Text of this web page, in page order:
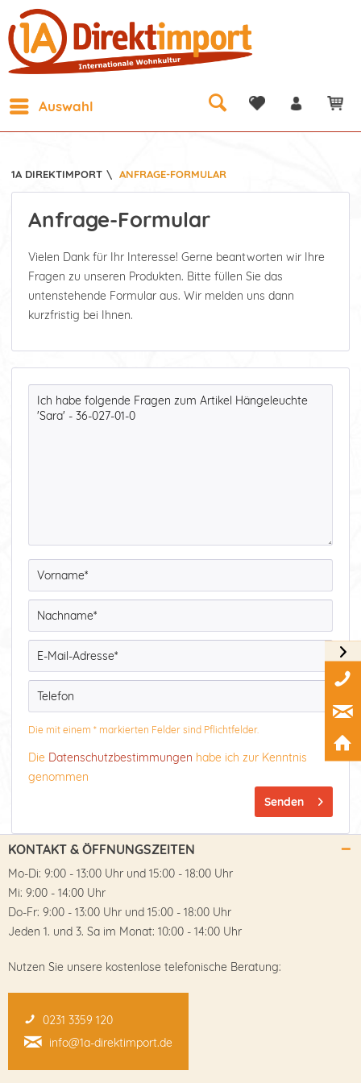
Auswahl
1A DIREKTIMPORT \ ANFRAGE-FORMULAR
Anfrage-Formular
Vielen Dank für Ihr Interesse! Gerne beantworten wir Ihre
Fragen zu unseren Produkten. Bitte füllen Sie das
untenstehende Formular aus. Wir melden uns dann
kurzfristig bei Ihnen.
Die mit einem * markierten Felder sind Pflichtfelder.
Die Datenschutzbestimmungen habe ich zur Kenntnis
genommen
Senden
KONTAKT & ÖFFNUNGSZEITEN
Mo-Di: 9:00 - 13:00 Uhr und 15:00 - 18:00 Uhr
Mi: 9:00 - 14:00 Uhr
Do-Fr: 9:00 - 13:00 Uhr und 15:00 - 18:00 Uhr
Jeden 1. und 3. Sa im Monat: 10:00 - 14:00 Uhr
Nutzen Sie unsere kostenlose telefonische Beratung:
0231 3359 120
info@1a-direktimport.de